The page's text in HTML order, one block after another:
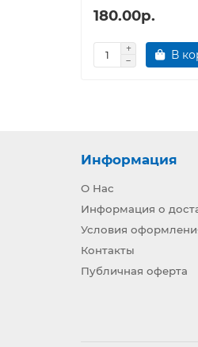
180.00р.
В
Информация
О Нас
Информация о
Условия
Контакты
Публичная оферта